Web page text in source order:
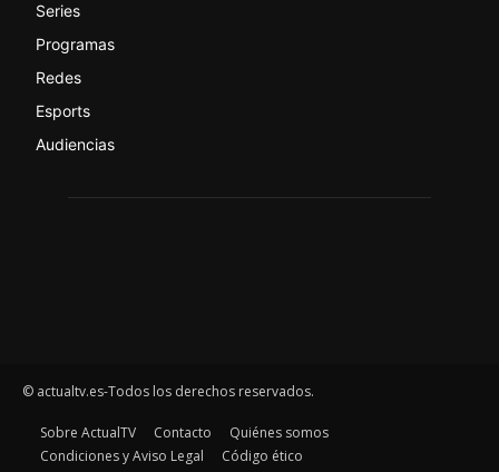
Series
Programas
Redes
Esports
Audiencias
© actualtv.es-Todos los derechos reservados.
Sobre ActualTV Contacto
Quiénes somos
Condiciones y Aviso Legal
Código ético